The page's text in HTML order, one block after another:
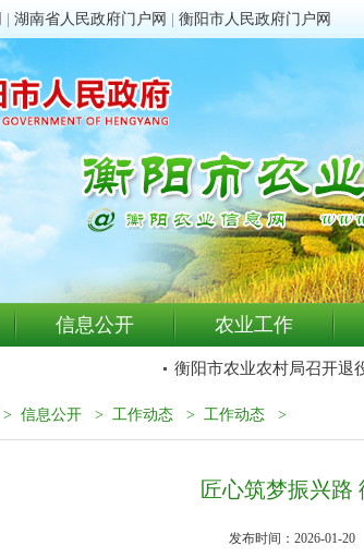
湖南省人民政府门户网 衡阳市人民政府门户网
信息公开 农业工作
衡阳市农业农村局召开退役
> 信息公开 > 工作动态 > 工作动态 >
匠心筑梦振兴路
发布时间：2026-01-20